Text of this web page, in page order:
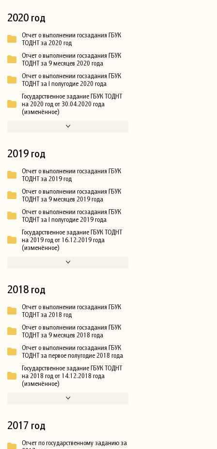
2020 год
Отчет о выполнении госзадания ГБУК
ТОДНТ за 2020 год
Отчет о выполнении госзадания ГБУК
ТОДНТ за 9 месяцев 2020 года
Отчет о выполнении госзадания ГБУК
ТОДНТ за I полугодие 2020 года
Государственное задание ГБУК ТОДНТ
на 2020 год от 30.04.2020 года
(изменённое)
2019 год
Отчет о выполнении госзадания ГБУК
ТОДНТ за 2019 год
Отчет о выполнении госзадания ГБУК
ТОДНТ за 9 месяцев 2019 года
Отчет о выполнении госзадания ГБУК
ТОДНТ за I полугодие 2019 года
Государственное задание ГБУК ТОДНТ
на 2019 год от 16.12.2019 года
(изменённое)
2018 год
Отчет о выполнении госзадания ГБУК
ТОДНТ за 2018 год
Отчет о выполнении госзадания ГБУК
ТОДНТ за 9 месяцев 2018 года
Отчет о выполнении госзадания ГБУК
ТОДНТ за первое полугодие 2018 года
Государственное задание ГБУК ТОДНТ
на 2018 год от 14.12.2018 года
(изменённое)
2017 год
Отчет по государственному заданию за